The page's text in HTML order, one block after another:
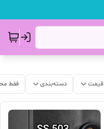
قیمت دسته‌بندی فقط